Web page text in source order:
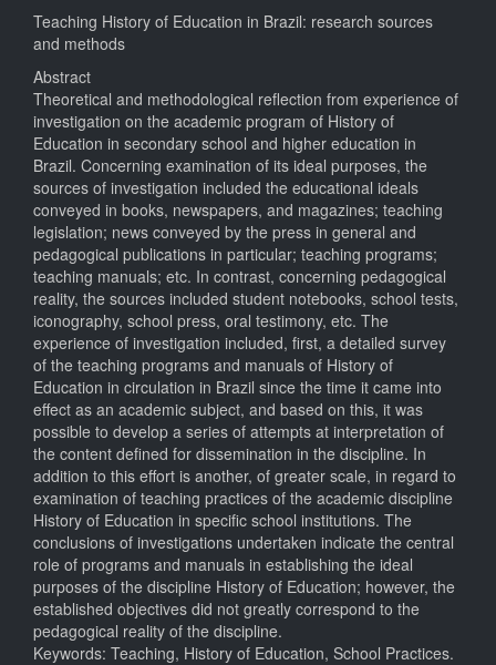
Teaching History of Education in Brazil: research sources
and methods
Abstract
Theoretical and methodological reflection from experience of
investigation on the academic program of History of
Education in secondary school and higher education in
Brazil. Concerning examination of its ideal purposes, the
sources of investigation included the educational ideals
conveyed in books, newspapers, and magazines; teaching
legislation; news conveyed by the press in general and
pedagogical publications in particular; teaching programs;
teaching manuals; etc. In contrast, concerning pedagogical
reality, the sources included student notebooks, school tests,
iconography, school press, oral testimony, etc. The
experience of investigation included, first, a detailed survey
of the teaching programs and manuals of History of
Education in circulation in Brazil since the time it came into
effect as an academic subject, and based on this, it was
possible to develop a series of attempts at interpretation of
the content defined for dissemination in the discipline. In
addition to this effort is another, of greater scale, in regard to
examination of teaching practices of the academic discipline
History of Education in specific school institutions. The
conclusions of investigations undertaken indicate the central
role of programs and manuals in establishing the ideal
purposes of the discipline History of Education; however, the
established objectives did not greatly correspond to the
pedagogical reality of the discipline.
Keywords: Teaching, History of Education, School Practices.